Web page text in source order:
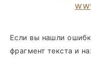
Если вы нашли
фрагмент текста и